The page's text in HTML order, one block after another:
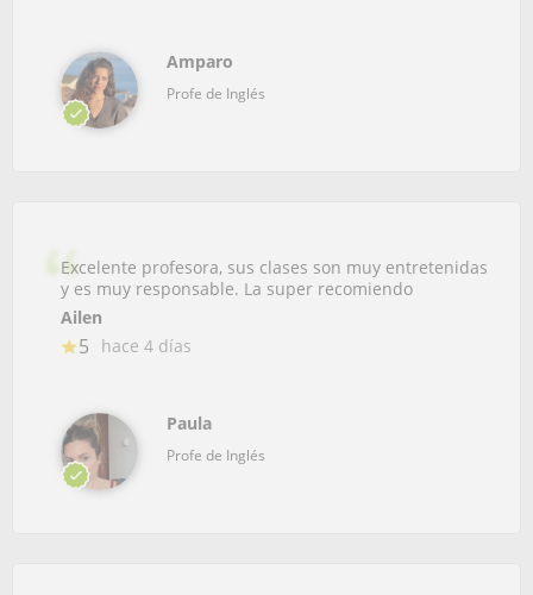
Amparo
Profe de Inglés
Excelente profesora, sus clases son muy entretenidas
y es muy responsable. La super recomiendo
Ailen
5 hace 4 días
Paula
Profe de Inglés